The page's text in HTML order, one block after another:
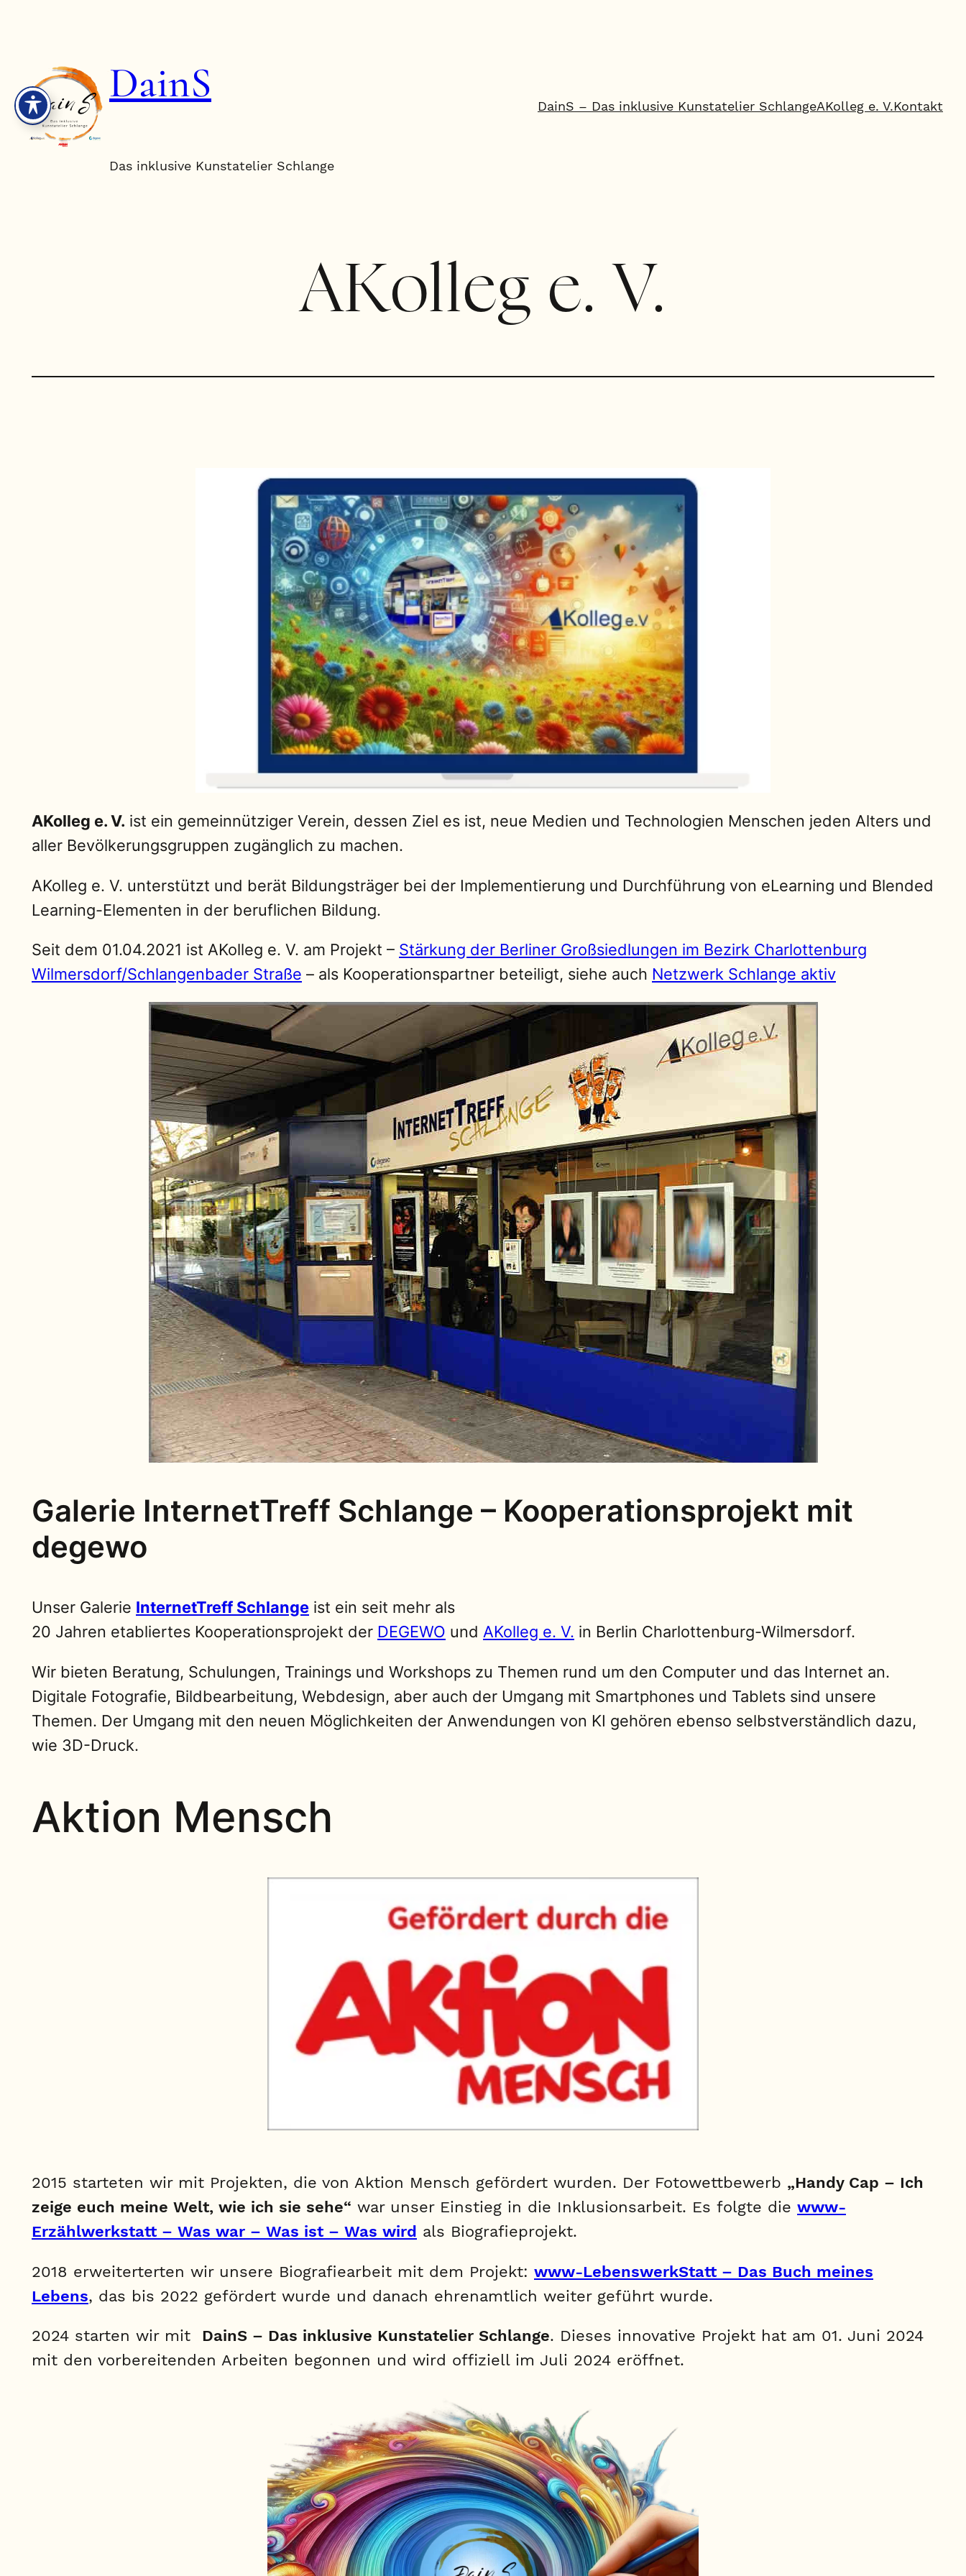
springen
DainS
Das inklusive Kunstatelier Schlange
DainS – Das inklusive Kunstatelier SchlangeAKolleg e. V.Kontakt
AKolleg e. V.
AKolleg e. V. ist ein gemeinnütziger Verein, dessen Ziel es ist, neue Medien und Technologien Menschen jeden Alters und
aller Bevölkerungsgruppen zugänglich zu machen.
AKolleg e. V. unterstützt und berät Bildungsträger bei der Implementierung und Durchführung von eLearning und Blended
Learning-Elementen in der beruflichen Bildung.
Seit dem 01.04.2021 ist AKolleg e. V. am Projekt – Stärkung der Berliner Großsiedlungen im Bezirk Charlottenburg
Wilmersdorf/Schlangenbader Straße – als Kooperationspartner beteiligt, siehe auch Netzwerk Schlange aktiv
Galerie InternetTreff Schlange – Kooperationsprojekt mit
degewo
Unser Galerie InternetTreff Schlange ist ein seit mehr als
20 Jahren etabliertes Kooperationsprojekt der DEGEWO und AKolleg e. V. in Berlin Charlottenburg-Wilmersdorf.
Wir bieten Beratung, Schulungen, Trainings und Workshops zu Themen rund um den Computer und das Internet an.
Digitale Fotografie, Bildbearbeitung, Webdesign, aber auch der Umgang mit Smartphones und Tablets sind unsere
Themen. Der Umgang mit den neuen Möglichkeiten der Anwendungen von KI gehören ebenso selbstverständlich dazu,
wie 3D-Druck.
Aktion Mensch
2015 starteten wir mit Projekten, die von Aktion Mensch gefördert wurden. Der Fotowettbewerb „Handy Cap – Ich
zeige euch meine Welt, wie ich sie sehe“ war unser Einstieg in die Inklusionsarbeit. Es folgte die www-
Erzählwerkstatt – Was war – Was ist – Was wird als Biografieprojekt.
2018 erweiterterten wir unsere Biografiearbeit mit dem Projekt: www-LebenswerkStatt – Das Buch meines
Lebens, das bis 2022 gefördert wurde und danach ehrenamtlich weiter geführt wurde.
2024 starten wir mit DainS – Das inklusive Kunstatelier Schlange. Dieses innovative Projekt hat am 01. Juni 2024
mit den vorbereitenden Arbeiten begonnen und wird offiziell im Juli 2024 eröffnet.